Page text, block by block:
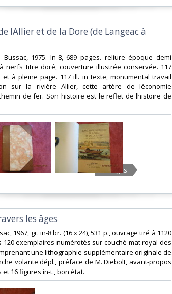
lAllier et de la Dore (de Langeac à
Bussac, 1975. In-8, 689 pages. reliure époque demi
nerfs titre doré, couverture illustrée conservée. 117
à pleine page. 117 ill. in texte, monumental travail
sur la rivière Allier, cette artère de léconomie
de fer. Son histoire est le reflet de lhistoire de
5 Images
les âges
1967, gr. in-8 br. (16 x 24), 531 p., ouvrage tiré à 1120
120 exemplaires numérotés sur couché mat royal des
une lithographie supplémentaire originale de
volante dépl., préface de M. Diebolt, avant-propos
16 figures in-t., bon état.